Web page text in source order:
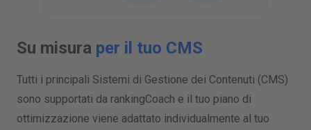
Su misura per il tuo CMS
Tutti i principali Sistemi di Gestione dei Contenuti (CMS)
sono supportati da rankingCoach e il tuo piano di
ottimizzazione viene adattato individualmente al tuo